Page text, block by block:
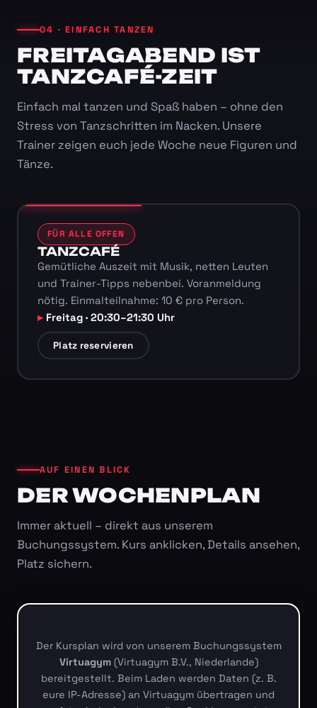
04 · EINFACH TANZEN
FREITAGABEND IST
TANZCAFÉ-ZEIT
Einfach mal tanzen und Spaß haben – ohne den
Stress von Tanzschritten im Nacken. Unsere
Trainer zeigen euch jede Woche neue Figuren und
Tänze.
FÜR ALLE OFFEN
TANZCAFÉ
Gemütliche Auszeit mit Musik, netten Leuten
und Trainer-Tipps nebenbei. Voranmeldung
nötig. Einmalteilnahme: 10 € pro Person.
Freitag · 20:30–21:30 Uhr
Platz reservieren
AUF EINEN BLICK
DER WOCHENPLAN
Immer aktuell – direkt aus unserem
Buchungssystem. Kurs anklicken, Details ansehen,
Platz sichern.
Der Kursplan wird von unserem Buchungssystem
Virtuagym(Virtuagym B.V., Niederlande)
bereitgestellt. Beim Laden werden Daten (z. B.
eure IP-Adresse) an Virtuagym übertragen und